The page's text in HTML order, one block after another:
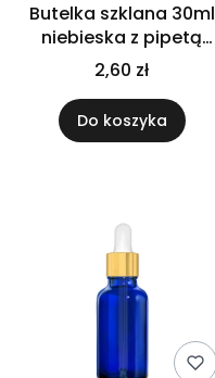
Butelka szklana 30ml
niebieska z pipetą
czarną połysk
2,60 zł
Do koszyka